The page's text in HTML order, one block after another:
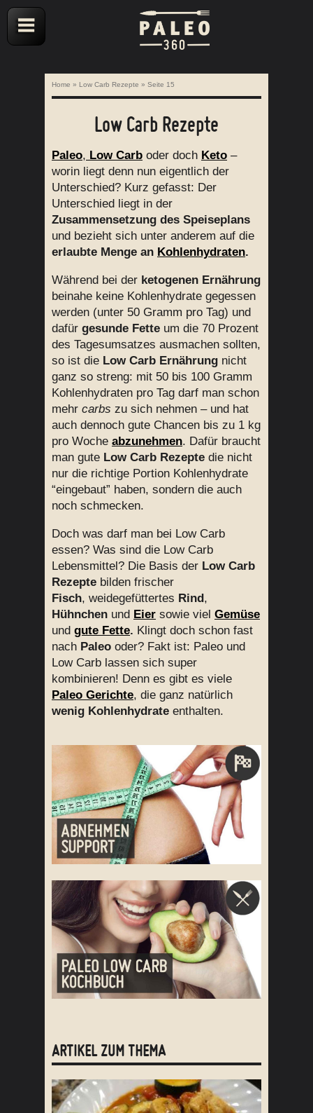
Home » Low Carb Rezepte » Seite 15
Low Carb Rezepte
Paleo, Low Carb oder doch Keto –
worin liegt denn nun eigentlich der
Unterschied? Kurz gefasst: Der
Unterschied liegt in der
Zusammensetzung des Speiseplans
und bezieht sich unter anderem auf die
erlaubte Menge an Kohlenhydraten.
Während bei der ketogenen Ernährung
beinahe keine Kohlenhydrate gegessen
werden (unter 50 Gramm pro Tag) und
dafür gesunde Fette um die 70 Prozent
des Tagesumsatzes ausmachen sollten,
so ist die Low Carb Ernährung nicht
ganz so streng: mit 50 bis 100 Gramm
Kohlenhydraten pro Tag darf man schon
mehr carbs zu sich nehmen – und hat
auch dennoch gute Chancen bis zu 1 kg
pro Woche abzunehmen. Dafür braucht
man gute Low Carb Rezepte die nicht
nur die richtige Portion Kohlenhydrate
“eingebaut” haben, sondern die auch
noch schmecken.
Doch was darf man bei Low Carb
essen? Was sind die Low Carb
Lebensmittel? Die Basis der Low Carb
Rezepte bilden frischer
Fisch, weidegefüttertes Rind,
Hühnchen und Eier sowie viel Gemüse
und gute Fette. Klingt doch schon fast
nach Paleo oder? Fakt ist: Paleo und
Low Carb lassen sich super
kombinieren! Denn es gibt es viele
Paleo Gerichte, die ganz natürlich
wenig Kohlenhydrate enthalten.
ARTIKEL ZUM THEMA